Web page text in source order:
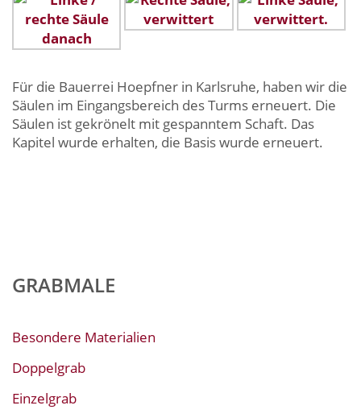
Für die Bauerrei Hoepfner in Karlsruhe, haben wir die
Säulen im Eingangsbereich des Turms erneuert. Die
Säulen ist gekrönelt mit gespanntem Schaft. Das
Kapitel wurde erhalten, die Basis wurde erneuert.
GRABMALE
Besondere Materialien
Doppelgrab
Einzelgrab